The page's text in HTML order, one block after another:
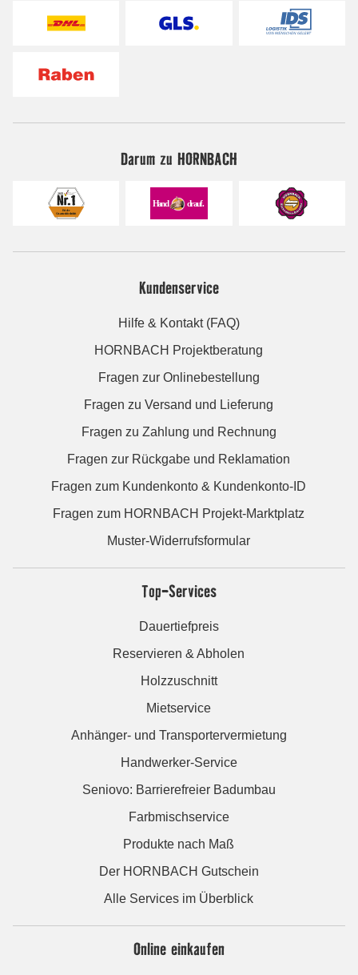
Darum zu HORNBACH
Kundenservice
Hilfe & Kontakt (FAQ)
HORNBACH Projektberatung
Fragen zur Onlinebestellung
Fragen zu Versand und Lieferung
Fragen zu Zahlung und Rechnung
Fragen zur Rückgabe und Reklamation
Fragen zum Kundenkonto & Kundenkonto-ID
Fragen zum HORNBACH Projekt-Marktplatz
Muster-Widerrufsformular
Top-Services
Dauertiefpreis
Reservieren & Abholen
Holzzuschnitt
Mietservice
Anhänger- und Transportervermietung
Handwerker-Service
Seniovo: Barrierefreier Badumbau
Farbmischservice
Produkte nach Maß
Der HORNBACH Gutschein
Alle Services im Überblick
Online einkaufen